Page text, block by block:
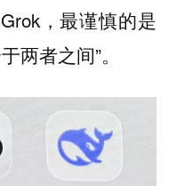
，最谨慎的是
两者之间”。